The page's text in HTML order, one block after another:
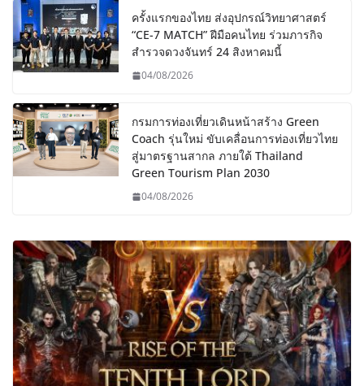
ครั้งแรกของไทย ส่งอุปกรณ์วิทยาศาสตร์
“CE-7 MATCH” ฝีมือคนไทย ร่วมภารกิจ
สำรวจดวงจันทร์ 24 สิงหาคมนี้
04/08/2026
กรมการท่องเที่ยวเดินหน้าสร้าง Green
Coach รุ่นใหม่ ขับเคลื่อนการท่องเที่ยวไทย
สู่มาตรฐานสากล ภายใต้ Thailand
Green Tourism Plan 2030
04/08/2026